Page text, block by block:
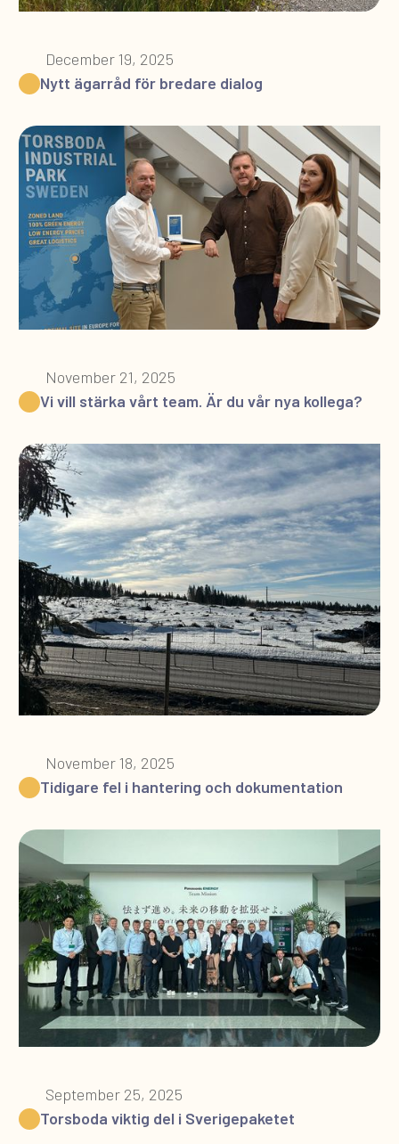
December 19, 2025
Nytt ägarråd för bredare dialog
November 21, 2025
Vi vill stärka vårt team. Är du vår nya kollega?
November 18, 2025
Tidigare fel i hantering och dokumentation
September 25, 2025
Torsboda viktig del i Sverigepaketet